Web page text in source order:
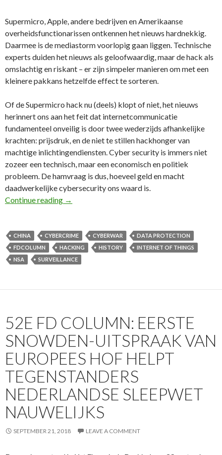
Supermicro, Apple, andere bedrijven en Amerikaanse
overheidsfunctionarissen ontkennen het nieuws hardnekkig.
Daarmee is de mediastorm voorlopig gaan liggen. Technische
experts duiden het nieuws als geloofwaardig, maar de hack als
omslachtig en riskant – er zijn simpeler manieren om met een
kleinere pakkans hetzelfde effect te sorteren.
Of de Supermicro hack nu (deels) klopt of niet, het nieuws
herinnert ons aan het feit dat internetcommunicatie
fundamenteel onveilig is door twee wederzijds afhankelijke
krachten: prijsdruk, en de niet te stillen hackhonger van
machtige inlichtingendiensten. Cyber security is immers niet
zozeer een technisch, maar een economisch en politiek
probleem. De hamvraag is dus, hoeveel geld en macht
daadwerkelijke cybersecurity ons waard is.
Continue reading 54e FD Column: Internet is fundamenteel
→
CHINA CYBERCRIME CYBERWAR
DATA PROTECTION
FDCOLUMN
HACKING HISTORY
INTERNET OF THINGS
NSA
SURVEILLANCE
52E FD COLUMN: EERSTE
SNOWDEN-UITSPRAAK VAN
EUROPEES HOF HELPT
TEGENSTANDERS
NEDERLANDSE SLEEPWET
NAUWELIJKS
SEPTEMBER 21, 2018 LEAVE A COMMENT